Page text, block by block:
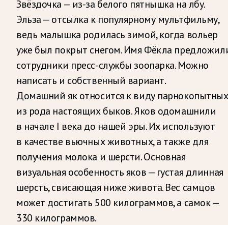
Звёздочка — из-за белого пятнышка на лбу.
Эльза — отсылка к популярному мультфильму,
ведь малышка родилась зимой, когда вольер
уже был покрыт снегом. Имя Фёкла
сотрудники пресс-службы зоопарка. Можно
написать и собственный вариант.
Домашний як относится к виду парнокопытных
из рода настоящих быков. Яков одомашнили
в начале I века до нашей эры. Их используют
в качестве вьючных животных, а также для
получения молока и шерсти. Основная
визуальная особенность яков — густая длинная
шерсть, свисающая ниже живота. Вес самцов
может достигать 500 килограммов, а самок —
330 килограммов.